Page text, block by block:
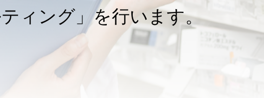
ィング」を行います。